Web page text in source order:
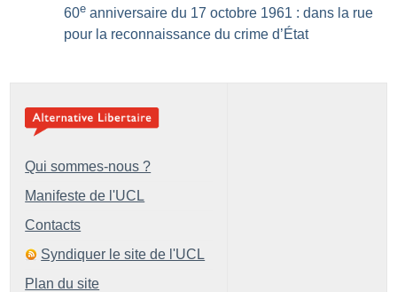
60e anniversaire du 17 octobre 1961 : dans la rue
pour la reconnaissance du crime d’État
Qui sommes-nous ?
Manifeste de l'UCL
Contacts
Syndiquer le site de l'UCL
Plan du site